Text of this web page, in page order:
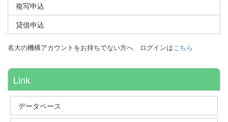
複写申込
貸借申込
名大の機構アカウントをお持ちでない方へ ログインはこちら
Link
データベース